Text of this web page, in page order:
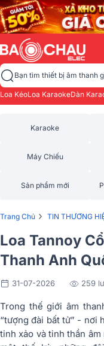
Bạn tìm thiết bị âm thanh
Loa KéoLoa KaraokeDàn
Karaoke
Máy Chiếu
Sản phẩm mới
Trang Chủ › TIN THƯƠNG
Loa Tannoy
Thanh Anh
31-07-2026 259
Trong thế giới âm
“tượng đài bất tử” - nơi
tinh xảo và tinh thần